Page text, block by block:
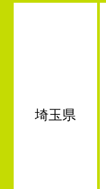
埼玉県